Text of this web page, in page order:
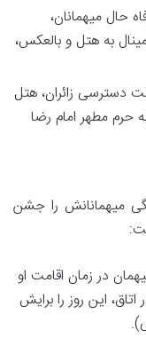
حال میهمانان،
به هتل و بالعکس،
دسترسی زائران، هتل
حرم مطهر امام رضا
میهمانانش را جشن
در زمان اقامت او
این روز را برایش